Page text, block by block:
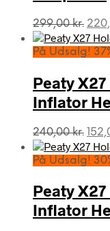
299,00kr. Den
pris
På Udsalg!
Peaty
Inflator
240,00kr. Den
pris
På Udsalg!
Peaty
Inflator